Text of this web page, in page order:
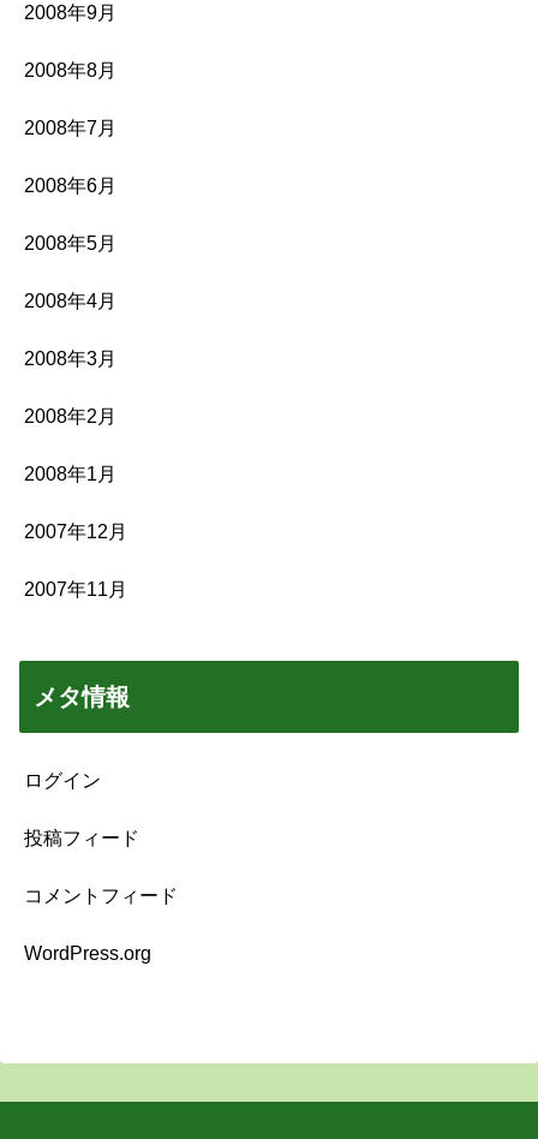
2008年9月
2008年8月
2008年7月
2008年6月
2008年5月
2008年4月
2008年3月
2008年2月
2008年1月
2007年12月
2007年11月
メタ情報
ログイン
投稿フィード
コメントフィード
WordPress.org